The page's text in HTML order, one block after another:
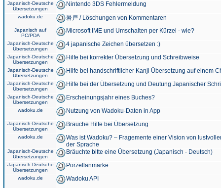
Japanisch-Deutsche
Übersetzungen
Nintendo 3DS Fehlermeldung
wadoku.de 岩戸 / Löschungen von Kommentaren
Japanisch auf
PC/PDA
Microsoft IME und Umschalten per Kürzel - wie?
Japanisch-Deutsche
Übersetzungen
4 japanische Zeichen übersetzen :)
Japanisch-Deutsche
Übersetzungen
Hilfe bei korrekter Übersetzung und Schreibweise
Japanisch-Deutsche
Übersetzungen
Hilfe bei handschriftlicher Kanji Übersetzung auf einem
Japanisch-Deutsche
Übersetzungen
Hilfe bei der Übersetzung und Deutung Japanischer
Japanisch-Deutsche
Übersetzungen
Erscheinungsjahr eines Buches?
wadoku.de Nutzung von Wadoku-Daten in App
Japanisch-Deutsche
Übersetzungen
Brauche Hilfe bei Übersetzung
wadoku.de
Was ist Wadoku? – Fragemente einer Vision von
der Sprache
Japanisch-Deutsche
Übersetzungen
Bräuchte bitte eine Übersetzung (Japanisch - Deutsch)
Japanisch-Deutsche
Übersetzungen
Porzellanmarke
wadoku.de Wadoku API